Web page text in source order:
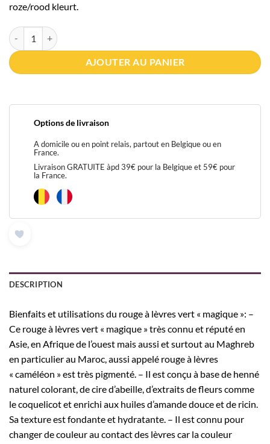
roze/rood kleurt.
quantité de ROUGE A LEVRES VERT "MAGIQUE" MAGIC LIPSTICK
AJOUTER AU PANIER
Options de livraison
A domicile ou en point relais, partout en Belgique ou en
France.
Livraison GRATUITE àpd 39€ pour la Belgique et 59€ pour
la France.
DESCRIPTION
Bienfaits et utilisations du rouge à lèvres vert « magique »: –
Ce rouge à lèvres vert « magique » très connu et réputé en
Asie, en Afrique de l’ouest mais aussi et surtout au Maghreb
en particulier au Maroc, aussi appelé rouge à lèvres
« caméléon » est très pigmenté. – Il est conçu à base de henné
naturel colorant, de cire d’abeille, d’extraits de fleurs comme
le coquelicot et enrichi aux huiles d’amande douce et de ricin.
Sa texture est fondante et hydratante. – Il est connu pour
changer de couleur au contact des lèvres car la couleur